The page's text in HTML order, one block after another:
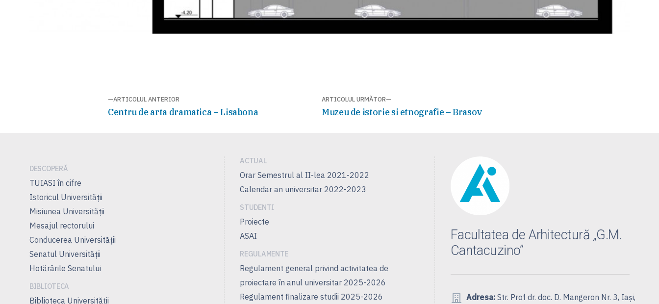
ARTICOLUL ANTERIOR
Articolul
Centru de arta dramatica – Lisabona
ARTICOLUL URMĂTOR
Articolul
Muzeu de istorie si etnografie – Brasov
DESCOPERĂ
TUIASI în cifre
Istoricul Universităţii
Misiunea Universităţii
Mesajul rectorului
Conducerea Universităţii
Senatul Universității
Hotărârile Senatului
BIBLIOTECA
Biblioteca Universității
ACTUAL
Orar Semestrul al II-lea 2021-2022
Calendar an universitar 2022-2023
STUDENTI
Proiecte
ASAI
REGULAMENTE
Regulament general privind activitatea de
proiectare în anul universitar 2025-2026
Regulament finalizare studii 2025-2026
Facultatea de Arhitectură „G.M.
Cantacuzino”
Adresa:Str. Prof dr. doc. D. Mangeron Nr. 3, Iași,